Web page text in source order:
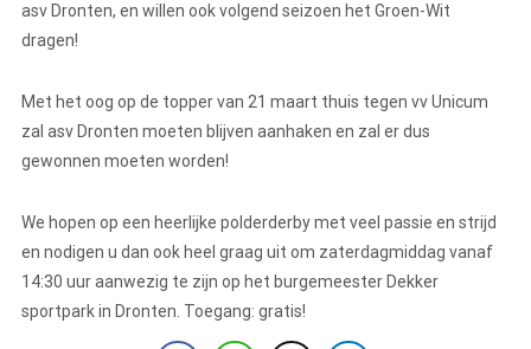
asv Dronten, en willen ook volgend seizoen het Groen-Wit
dragen!
Met het oog op de topper van 21 maart thuis tegen vv Unicum
zal asv Dronten moeten blijven aanhaken en zal er dus
gewonnen moeten worden!
We hopen op een heerlijke polderderby met veel passie en strijd
en nodigen u dan ook heel graag uit om zaterdagmiddag vanaf
14:30 uur aanwezig te zijn op het burgemeester Dekker
sportpark in Dronten. Toegang: gratis!